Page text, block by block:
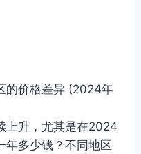
的价格差异 (2024年
上升，尤其是在2024
年多少钱？不同地区